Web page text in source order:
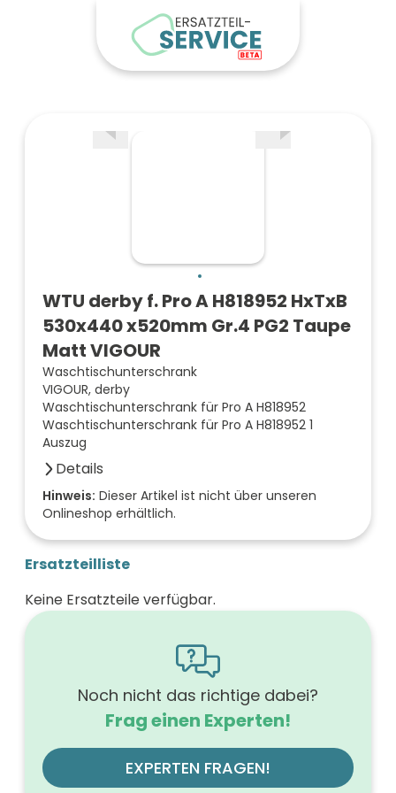
WTU derby f. Pro A H818952 HxTxB
530x440 x520mm Gr.4 PG2 Taupe
Matt VIGOUR
Waschtischunterschrank
VIGOUR, derby
Waschtischunterschrank für Pro A H818952
Waschtischunterschrank für Pro A H818952 1
Auszug
Details
Farbe der Front
520
Höhe (mm)
Tiefe (mm)
Ausführung der Beleuchtung
Werkstoff der Front
MDF-Trägerplatte mit Thermofolie
Farbe des Korpus
taupe
Werkstoff des Korpus
Hinweis: Dieser Artikel ist nicht über unseren
Onlineshop erhältlich.
Ersatzteilliste
Keine Ersatzteile verfügbar.
Noch nicht das richtige dabei?
Frag einen Experten!
EXPERTEN FRAGEN!